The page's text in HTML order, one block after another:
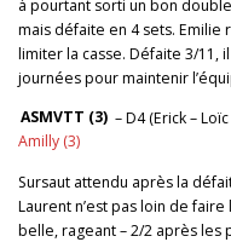
à pourtant sorti un bon
mais défaite en 4 sets. Emilie
limiter la casse. Défaite 3/11,
journées pour maintenir
ASMVTT (3) – D4 (Erick –
Amilly (3)
Sursaut attendu après la
Laurent n’est pas loin de
belle, rageant – 2/2 après les